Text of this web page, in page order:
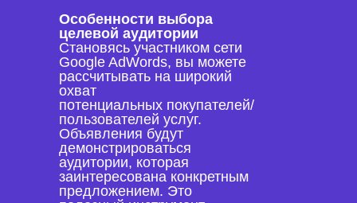
Особенности выбора
целевой аудитории
Становясь участником сети
Google AdWords, вы можете
рассчитывать на широкий
охват
потенциальных покупателей/
пользователей услуг.
Объявления будут
демонстрироваться
аудитории, которая
заинтересована конкретным
предложением. Это